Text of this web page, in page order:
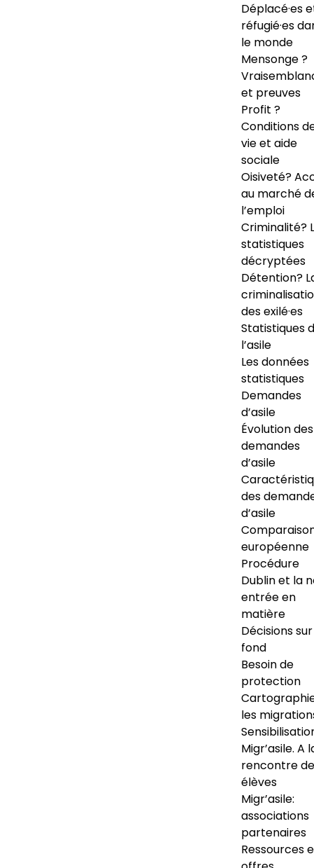
Déplacé·es
réfugié·es
le monde
Mensonge ?
et preuves
Profit ?
Conditions
vie et aide
sociale
Oisiveté?
au marché
l’emploi
Criminalité?
statistiques
décryptées
Détention?
des exilé·es
Statistiques
l’asile
Les données
statistiques
Demandes
d’asile
Évolution des
demandes
d’asile
des
d’asile
européenne
Procédure
Dublin et la
entrée en
matière
Décisions
fond
Besoin de
protection
les
Migr’asile. A
rencontre
élèves
Migr’asile:
associations
partenaires
Ressources